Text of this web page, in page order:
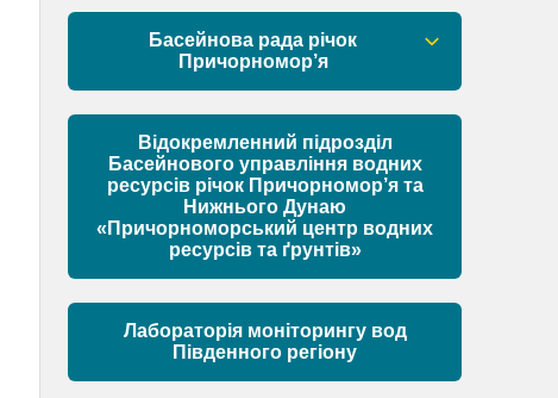
нижнього Дунаю
Правові засади роботи Басейнової
Установчі документи
Склад Басейнової ради нижнього
Дунаю
Матеріали
Басейнова рада річок
Причорномор’я
Правові засади роботи Басейнової
Установчі документи
Склад Басейнової ради річок
Матеріали
Відокремленний підрозділ
Басейнового управління водних
ресурсів річок Причорномор’я та
Нижнього Дунаю
«Причорноморський центр водних
ресурсів та ґрунтів»
Лабораторія моніторингу вод
Південного регіону